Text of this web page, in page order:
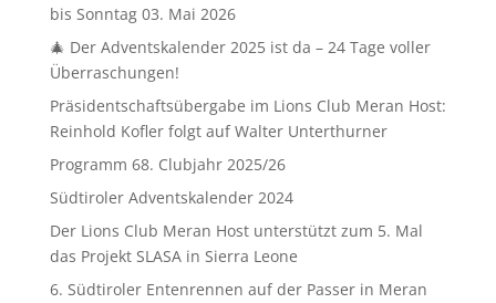
bis Sonntag 03. Mai 2026
🎄 Der Adventskalender 2025 ist da – 24 Tage voller
Überraschungen!
Präsidentschaftsübergabe im Lions Club Meran Host:
Reinhold Kofler folgt auf Walter Unterthurner
Programm 68. Clubjahr 2025/26
Südtiroler Adventskalender 2024
Der Lions Club Meran Host unterstützt zum 5. Mal
das Projekt SLASA in Sierra Leone
6. Südtiroler Entenrennen auf der Passer in Meran